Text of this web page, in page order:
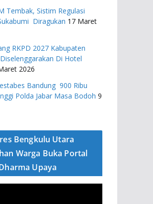
Tembak, Sistim Regulasi
Diragukan 17 Maret
RKPD 2027 ​Kabupaten
Di Hotel
2026
Bandung 900 Ribu
Polda Jabar Masa Bodoh 9
Bengkulu Utara
Warga Buka Portal
Upaya